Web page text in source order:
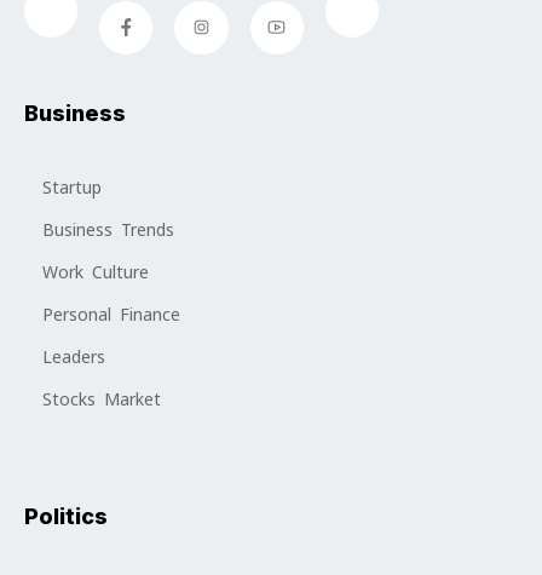
Business
Startup
Business Trends
Work Culture
Personal Finance
Leaders
Stocks Market
Politics